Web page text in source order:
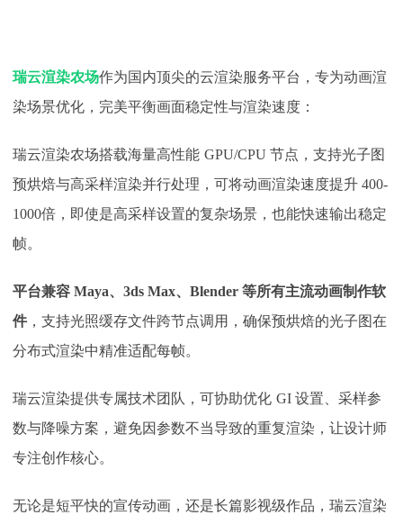
瑞云渲染农场作为国内顶尖的云渲染服务平台，专为动画渲
染场景优化，完美平衡画面稳定性与渲染速度：
瑞云渲染农场搭载海量高性能 GPU/CPU 节点，支持光子图
预烘焙与高采样渲染并行处理，可将动画渲染速度提升 400-
1000倍，即使是高采样设置的复杂场景，也能快速输出稳定
帧。
平台兼容 Maya、3ds Max、Blender 等所有主流动画制作软
件，支持光照缓存文件跨节点调用，确保预烘焙的光子图在
分布式渲染中精准适配每帧。
瑞云渲染提供专属技术团队，可协助优化 GI 设置、采样参
数与降噪方案，避免因参数不当导致的重复渲染，让设计师
专注创作核心。​
无论是短平快的宣传动画，还是长篇影视级作品，瑞云渲染